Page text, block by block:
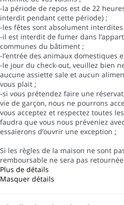
-la période de repos est de 22
interdit pendant cette période) ;
-les fêtes sont absolument interdites
-il est interdit de fumer dans
communes du bâtiment ;
-l’entrée des animaux domestiques
-le jour du check-out, veuillez bien
aucune assiette sale et aucun
vous plait ;
-si vous prétendez faire une
vie de garçon, nous ne pourrons
vous acceptez et respectez toutes
faudra que vous nous préveniez
essaierons d’ouvrir une exception ;
Si les règles de la maison ne sont
remboursable ne sera pas
Plus de détails
Masquer détails